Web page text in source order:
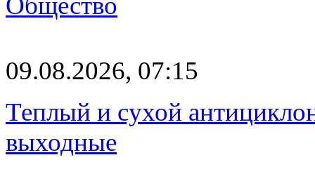
09.08.2026, 07:15
Теплый и сухой
выходные